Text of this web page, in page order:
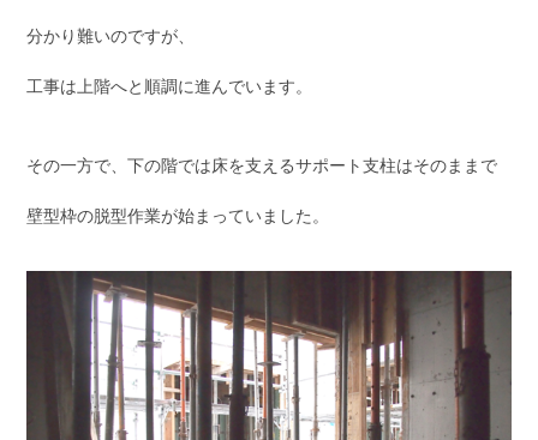
分かり難いのですが、
工事は上階へと順調に進んでいます。
その一方で、下の階では床を支えるサポート支柱はそのままで
壁型枠の脱型作業が始まっていました。